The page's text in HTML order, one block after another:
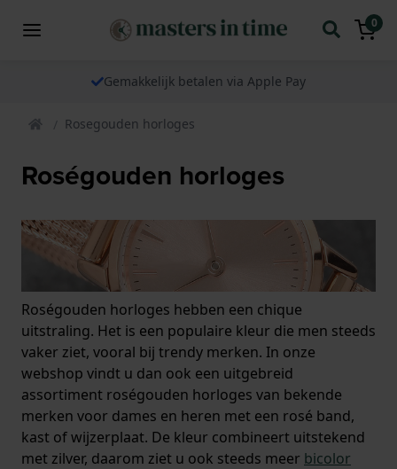
0
Gemakkelijk betalen via Apple Pay
Rosegouden horloges
Roségouden horloges
Roségouden horloges hebben een chique
uitstraling. Het is een populaire kleur die men steeds
vaker ziet, vooral bij trendy merken. In onze
webshop vindt u dan ook een uitgebreid
assortiment roségouden horloges van bekende
merken voor dames en heren met een rosé band,
kast of wijzerplaat. De kleur combineert uitstekend
met zilver, daarom ziet u ook steeds meer bicolor